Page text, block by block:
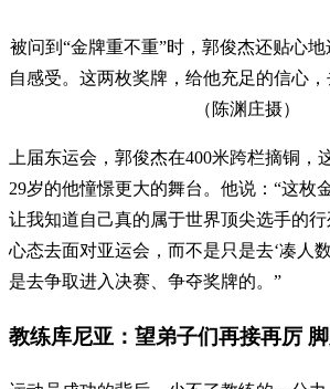
被问到“金牌重不重”时，郭俊杰还贴心
自感受。这两枚奖牌，给他充足的信心，
（陈渊庄摄）
上届东运会，郭俊杰在400米跨栏摘铜，
29岁的他憧憬更大的舞台。他说：“这枚
让我知道自己真的属于世界顶尖选手的
心态去面对亚运会，而不是只是去‘凑人
是去争取进入决赛、争夺奖牌的。”
教练库尼亚：望弟子们再接再厉